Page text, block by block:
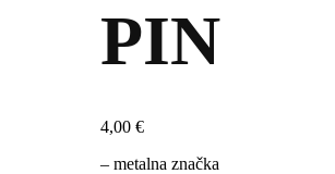
PIN
4,00 €
– metalna značka